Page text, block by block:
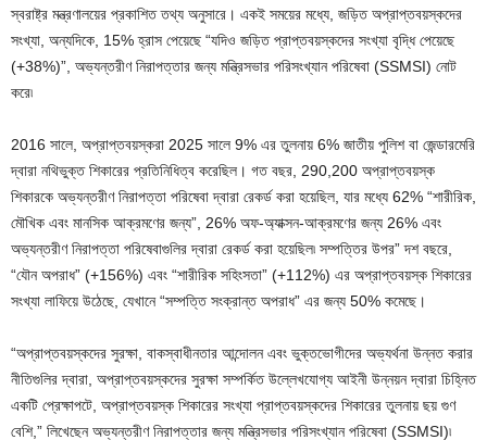
স্বরাষ্ট্র মন্ত্রণালয়ের প্রকাশিত তথ্য অনুসারে। একই সময়ের মধ্যে, জড়িত অপ্রাপ্তবয়স্কদের
সংখ্যা, অন্যদিকে, 15% হ্রাস পেয়েছে “যদিও জড়িত প্রাপ্তবয়স্কদের সংখ্যা বৃদ্ধি পেয়েছে
(+38%)”, অভ্যন্তরীণ নিরাপত্তার জন্য মন্ত্রিসভার পরিসংখ্যান পরিষেবা (SSMSI) নোট
করে৷
2016 সালে, অপ্রাপ্তবয়স্করা 2025 সালে 9% এর তুলনায় 6% জাতীয় পুলিশ বা জেন্ডারমেরি
দ্বারা নথিভুক্ত শিকারের প্রতিনিধিত্ব করেছিল। গত বছর, 290,200 অপ্রাপ্তবয়স্ক
শিকারকে অভ্যন্তরীণ নিরাপত্তা পরিষেবা দ্বারা রেকর্ড করা হয়েছিল, যার মধ্যে 62% “শারীরিক,
মৌখিক এবং মানসিক আক্রমণের জন্য”, 26% অফ-অ্যাক্সন-আক্রমণের জন্য 26% এবং
অভ্যন্তরীণ নিরাপত্তা পরিষেবাগুলির দ্বারা রেকর্ড করা হয়েছিল৷ সম্পত্তির উপর” দশ বছরে,
“যৌন অপরাধ” (+156%) এবং “শারীরিক সহিংসতা” (+112%) এর অপ্রাপ্তবয়স্ক শিকারের
সংখ্যা লাফিয়ে উঠেছে, যেখানে “সম্পত্তি সংক্রান্ত অপরাধ” এর জন্য 50% কমেছে।
“অপ্রাপ্তবয়স্কদের সুরক্ষা, বাকস্বাধীনতার আন্দোলন এবং ভুক্তভোগীদের অভ্যর্থনা উন্নত করার
নীতিগুলির দ্বারা, অপ্রাপ্তবয়স্কদের সুরক্ষা সম্পর্কিত উল্লেখযোগ্য আইনী উন্নয়ন দ্বারা চিহ্নিত
একটি প্রেক্ষাপটে, অপ্রাপ্তবয়স্ক শিকারের সংখ্যা প্রাপ্তবয়স্কদের শিকারের তুলনায় ছয় গুণ
বেশি,” লিখেছেন অভ্যন্তরীণ নিরাপত্তার জন্য মন্ত্রিসভার পরিসংখ্যান পরিষেবা (SSMSI)৷